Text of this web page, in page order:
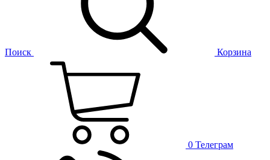
Поиск Корзина
0 Телеграм